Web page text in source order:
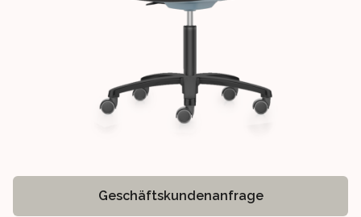
Geschäftskundenanfrage